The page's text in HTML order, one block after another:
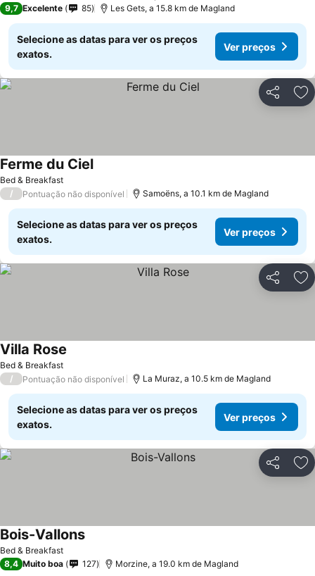
9,7 Excelente 85 Les Gets, a 15.8 km de Magland
Selecione as datas para ver os preços
exatos.
Ver preços
Partilhar
Bed & Breakfast
Ferme du Ciel
/ Pontuação não disponível Samoëns, a 10.1 km de Magland
Selecione as datas para ver os preços
exatos.
Ver preços
Partilhar
Bed & Breakfast
Villa Rose
/ Pontuação não disponível La Muraz, a 10.5 km de Magland
Selecione as datas para ver os preços
exatos.
Ver preços
Partilhar
Bed & Breakfast
Bois-Vallons
8,4 Muito boa 127 Morzine, a 19.0 km de Magland